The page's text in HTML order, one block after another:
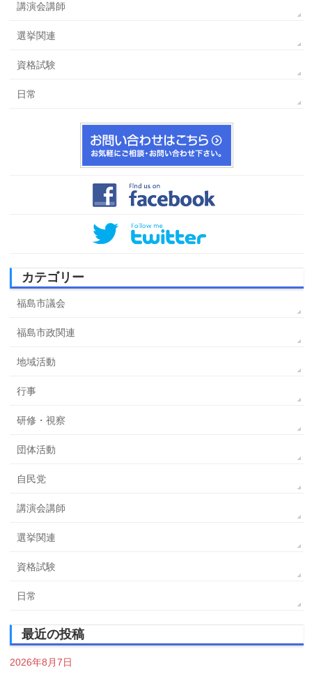
講演会講師
選挙関連
資格試験
日常
カテゴリー
福島市議会
福島市政関連
地域活動
行事
研修・視察
団体活動
自民党
講演会講師
選挙関連
資格試験
日常
最近の投稿
2026年8月7日